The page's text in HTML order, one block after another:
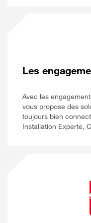
Les
Avec les
vous propose des
toujours bien
Installation Experte,